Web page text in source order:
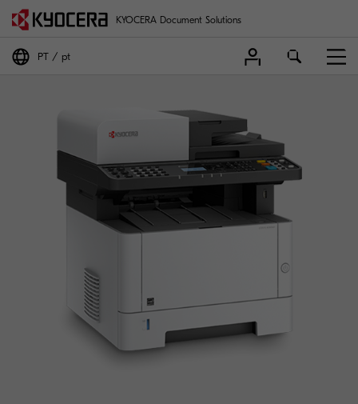
KYOCERA Document Solutions
PT pt